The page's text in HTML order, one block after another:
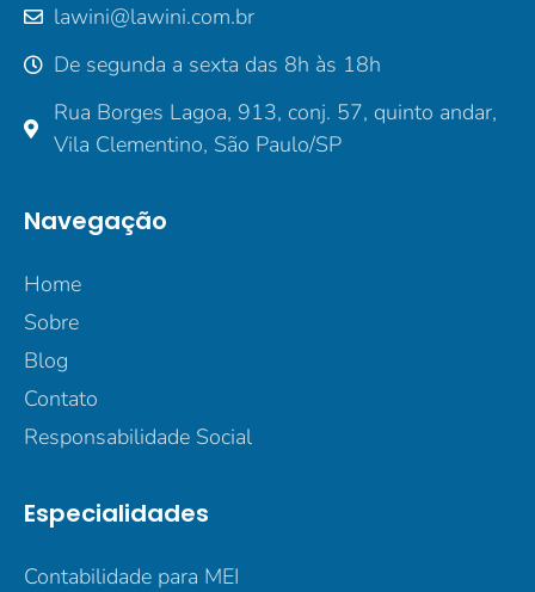
lawini@lawini.com.br
De segunda a sexta das 8h às 18h
Rua Borges Lagoa, 913, conj. 57, quinto andar,
Vila Clementino, São Paulo/SP
Navegação
Home
Sobre
Blog
Contato
Responsabilidade Social
Especialidades
Contabilidade para MEI